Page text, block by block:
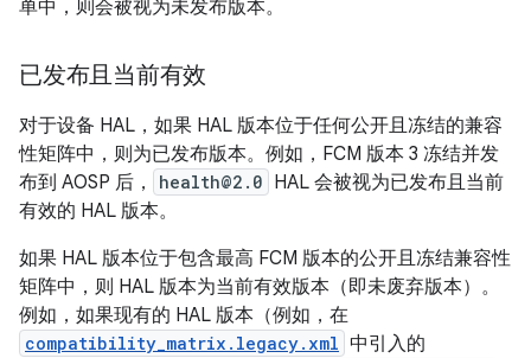
单中，则会被视为未发布版本。
已发布且当前有效
对于设备 HAL，如果 HAL 版本位于任何公开且冻结的兼容
性矩阵中，则为已发布版本。例如，FCM 版本 3 冻结并发
布到 AOSP 后，
health@2.0 HAL 会被视为已发布且当前
有效的 HAL 版本。
如果 HAL 版本位于包含最高 FCM 版本的公开且冻结兼容性
矩阵中，则 HAL 版本为当前有效版本（即未废弃版本）。
例如，如果现有的 HAL 版本（例如，在
compatibility_matrix.legacy.xml 中引入的